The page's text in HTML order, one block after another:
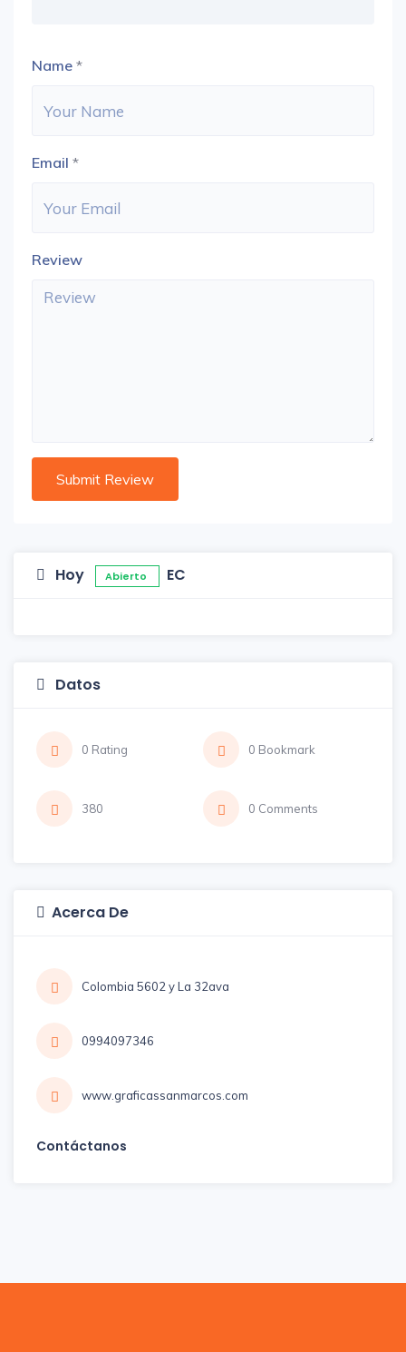
Name *
Email *
Review
Hoy Abierto EC
Datos
0 Rating 0 Bookmark
380 0 Comments
Acerca De
Colombia 5602 y La 32ava
0994097346
www.graficassanmarcos.com
Contáctanos